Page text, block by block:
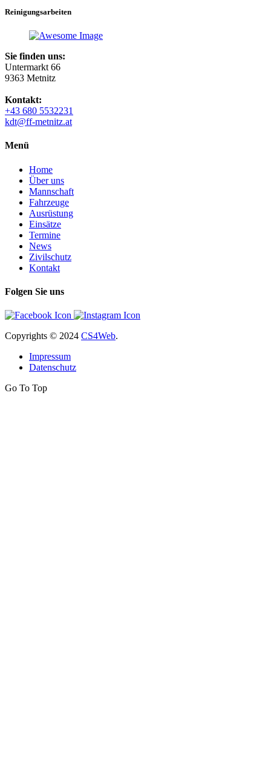
Reinigungsarbeiten
Sie finden uns:
Untermarkt 66
9363 Metnitz
Kontakt:
+43 680 5532231
kdt@ff-metnitz.at
Menü
Home
Über uns
Mannschaft
Fahrzeuge
Ausrüstung
Einsätze
Termine
News
Zivilschutz
Kontakt
Folgen Sie uns
Copyrights © 2024 CS4Web.
Impressum
Datenschutz
Go To Top